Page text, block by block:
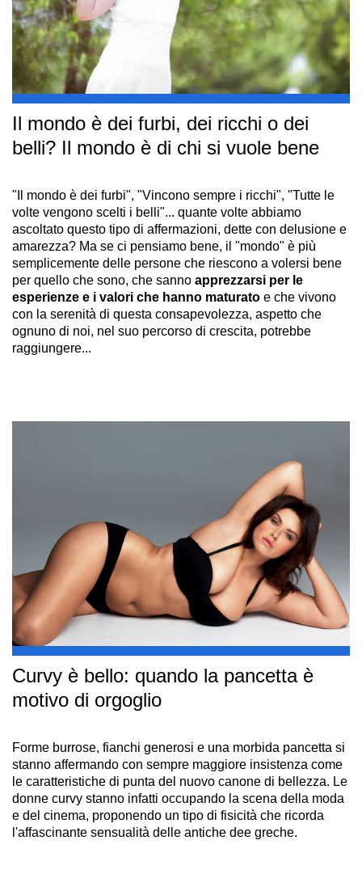
Il mondo è dei furbi, dei ricchi o dei
belli? Il mondo è di chi si vuole bene
"Il mondo è dei furbi", "Vincono sempre i ricchi", "Tutte le
volte vengono scelti i belli"... quante volte abbiamo
ascoltato questo tipo di affermazioni, dette con delusione e
amarezza? Ma se ci pensiamo bene, il "mondo" è più
semplicemente delle persone che riescono a volersi bene
per quello che sono, che sanno apprezzarsi per le
esperienze e i valori che hanno maturato e che vivono
con la serenità di questa consapevolezza, aspetto che
ognuno di noi, nel suo percorso di crescita, potrebbe
raggiungere...
Curvy è bello: quando la pancetta è
motivo di orgoglio
Forme burrose, fianchi generosi e una morbida pancetta si
stanno affermando con sempre maggiore insistenza come
le caratteristiche di punta del nuovo canone di bellezza. Le
donne curvy stanno infatti occupando la scena della moda
e del cinema, proponendo un tipo di fisicità che ricorda
l'affascinante sensualità delle antiche dee greche.